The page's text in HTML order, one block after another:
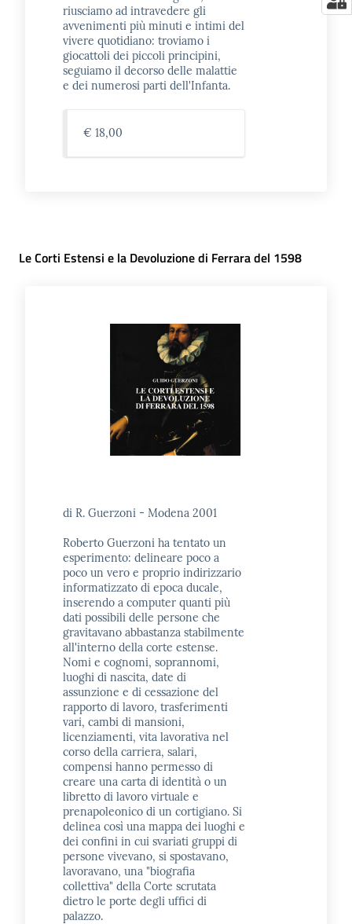
riusciamo ad intravedere gli
avvenimenti più minuti e intimi del
vivere quotidiano: troviamo i
giocattoli dei piccoli principini,
seguiamo il decorso delle malattie
e dei numerosi parti dell'Infanta.
€ 18,00
Le Corti Estensi e la Devoluzione di Ferrara del 1598
di R. Guerzoni - Modena 2001
Roberto Guerzoni ha tentato un
esperimento: delineare poco a
poco un vero e proprio indirizzario
informatizzato di epoca ducale,
inserendo a computer quanti più
dati possibili delle persone che
gravitavano abbastanza stabilmente
all'interno della corte estense.
Nomi e cognomi, soprannomi,
luoghi di nascita, date di
assunzione e di cessazione del
rapporto di lavoro, trasferimenti
vari, cambi di mansioni,
licenziamenti, vita lavorativa nel
corso della carriera, salari,
compensi hanno permesso di
creare una carta di identità o un
libretto di lavoro virtuale e
prenapoleonico di un cortigiano. Si
delinea così una mappa dei luoghi e
dei confini in cui svariati gruppi di
persone vivevano, si spostavano,
lavoravano, una "biografia
collettiva" della Corte scrutata
dietro le porte degli uffici di
palazzo.